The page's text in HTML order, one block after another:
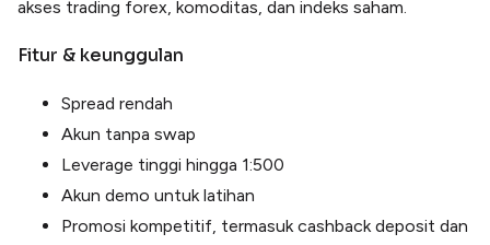
akses trading forex, komoditas, dan indeks saham.
Fitur & keunggulan
Spread rendah
Akun tanpa swap
Leverage tinggi hingga 1:500
Akun demo untuk latihan
Promosi kompetitif, termasuk cashback deposit dan